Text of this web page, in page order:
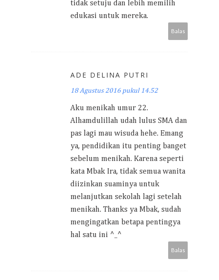
tidak setuju dan lebih memilih
edukasi untuk mereka.
Balas
ADE DELINA PUTRI
18 Agustus 2016 pukul 14.52
Aku menikah umur 22.
Alhamdulillah udah lulus SMA dan
pas lagi mau wisuda hehe. Emang
ya, pendidikan itu penting banget
sebelum menikah. Karena seperti
kata Mbak Ira, tidak semua wanita
diizinkan suaminya untuk
melanjutkan sekolah lagi setelah
menikah. Thanks ya Mbak, sudah
mengingatkan betapa pentingya
hal satu ini ^_^
Balas